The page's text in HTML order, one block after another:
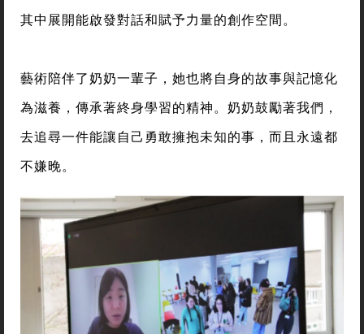
其中展開能啟發對話和賦予力量的創作空間。
藝術陪伴了奶奶一輩子，她也將自身的故事與記憶化
為滋養，傳承著終身學習的精神。奶奶鼓勵著我們，
去追尋一件能讓自己勇敢擁抱未知的事，而且永遠都
不嫌晚。